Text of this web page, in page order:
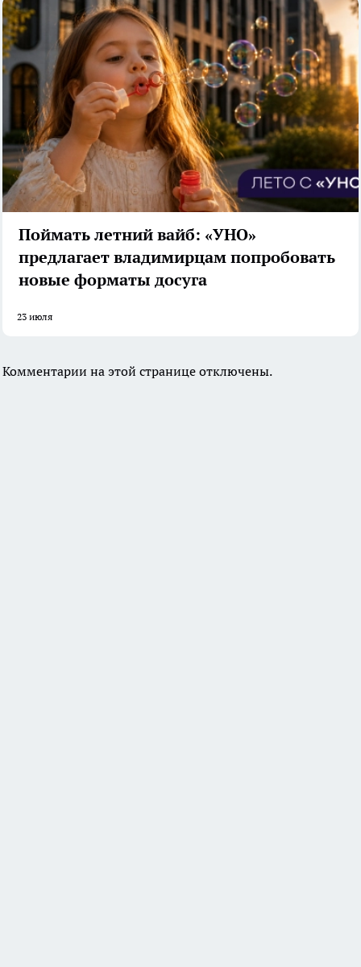
Поймать летний вайб: «УНО»
предлагает владимирцам попробовать
новые форматы досуга
23 июля
Комментарии на этой странице отключены.